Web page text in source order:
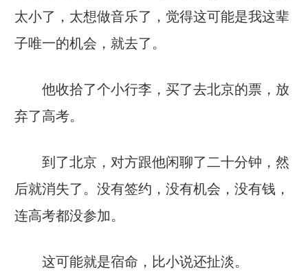
太小了，太想做音乐了，觉得这可能是我这辈
子唯一的机会，就去了。
他收拾了个小行李，买了去北京的票，放
弃了高考。
到了北京，对方跟他闲聊了二十分钟，然
后就消失了。没有签约，没有机会，没有钱，
连高考都没参加。
这可能就是宿命，比小说还扯淡。